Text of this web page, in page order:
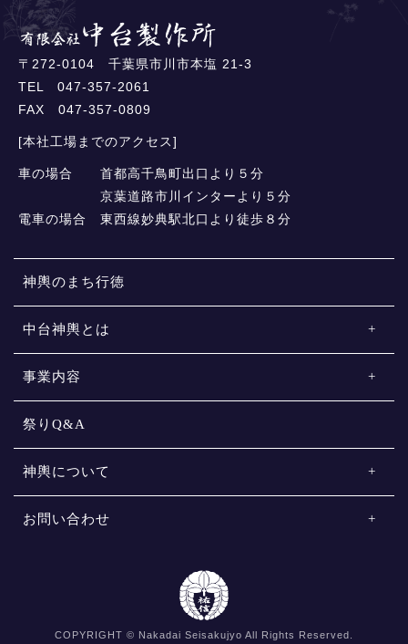
〒272-0104 千葉県市川市本塩 21-3
TEL 047-357-2061
FAX 047-357-0809
[本社工場までのアクセス]
車の場合 首都高千鳥町出口より５分
京葉道路市川インターより５分
電車の場合 東西線妙典駅北口より徒歩８分
神輿のまち行徳
中台神輿とは
事業内容
祭りQ&A
神輿について
お問い合わせ
COPYRIGHT © Nakadai Seisakujyo All Rights Reserved.